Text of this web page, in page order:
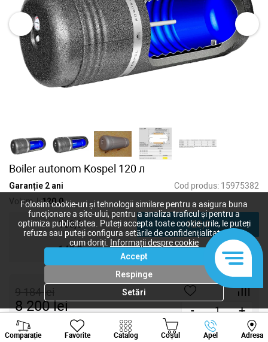
Boiler autonom Kospel 120 л
Garanție 2 ani Cod produs: 15975382
Volum, l:120,0
100,0 120,0
140,0
9 184lei
8 200lei - +
Cumpără acum
Comparație Favorite Catalog Coșul Apel Adresa
Viber Whatsapp
Folosim cookie-uri și tehnologii similare pentru a asigura buna
funcționare a site-ului, pentru a analiza traficul și pentru a
optimiza publicitatea. Puteți accepta toate cookie-urile, le puteți
refuza sau puteți configura setările de confidențialitate după
cum doriți.
Informații despre cookie
Accept
Respinge
Setări